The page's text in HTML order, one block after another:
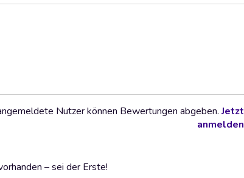
– sei der Erste!
Nutzer können Bewertungen abgeben.Jetzt
anmelden